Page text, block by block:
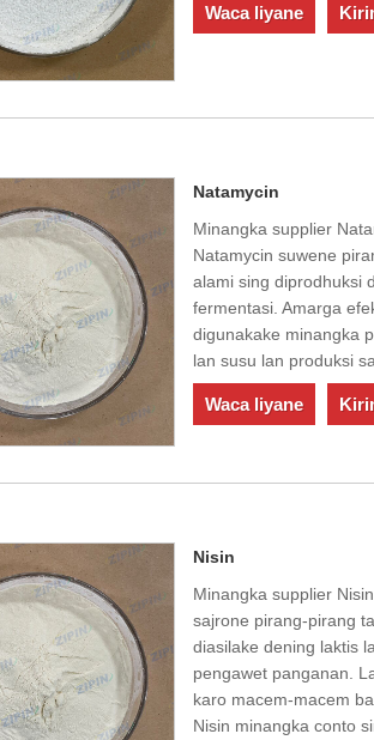
Waca liyane
Natamycin
Minangka supplier
Natamycin suwene
alami sing diprodhuksi
fermentasi. Amarga
digunakake minangka
lan susu lan produksi
Waca liyane
Nisin
Minangka supplier
sajrone pirang-pirang
diasilake dening laktis
pengawet panganan.
karo macem-macem
Nisin minangka conto